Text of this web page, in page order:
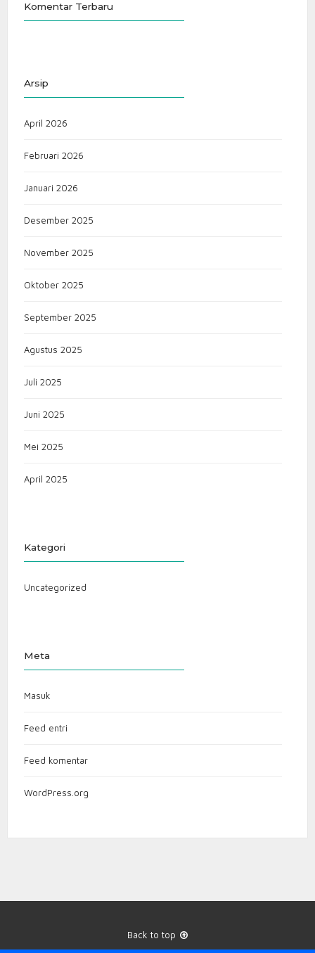
Komentar Terbaru
Arsip
April 2026
Februari 2026
Januari 2026
Desember 2025
November 2025
Oktober 2025
September 2025
Agustus 2025
Juli 2025
Juni 2025
Mei 2025
April 2025
Kategori
Uncategorized
Meta
Masuk
Feed entri
Feed komentar
WordPress.org
Back to top